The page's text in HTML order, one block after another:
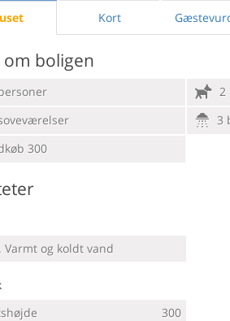
Kort
om boligen
2
3
300
Varmt og koldt vand
300